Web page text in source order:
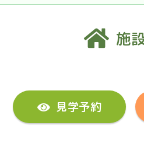
施
見学予約